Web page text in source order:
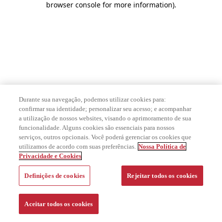
browser console for more information).
Durante sua navegação, podemos utilizar cookies para:
confirmar sua identidade; personalizar seu acesso; e acompanhar
a utilização de nossos websites, visando o aprimoramento de sua
funcionalidade. Alguns cookies são essenciais para nossos
serviços, outros opcionais. Você poderá gerenciar os cookies que
utilizamos de acordo com suas preferências. Nossa Política de
Privacidade e Cookies
Definições de cookies Rejeitar todos os cookies
Aceitar todos os cookies